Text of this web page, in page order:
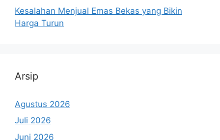
Kesalahan Menjual Emas Bekas yang Bikin
Harga Turun
Arsip
Agustus 2026
Juli 2026
Juni 2026